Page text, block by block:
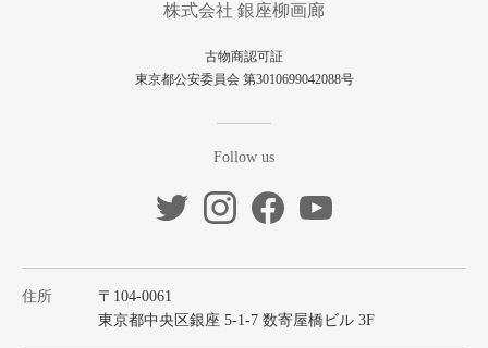
株式会社 銀座柳画廊
古物商認可証
東京都公安委員会 第3010699042088号
Follow us
住所
〒104-0061
東京都中央区銀座 5-1-7 数寄屋橋ビル 3F